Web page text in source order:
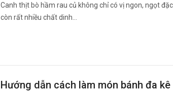
Canh thịt bò hầm rau củ không chỉ có vị ngon, ngọt
còn rất nhiều chất dinh…
Hướng dẫn cách làm món bánh đa